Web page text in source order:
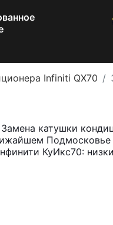
Infiniti QX70
катушки
КуИкс70: